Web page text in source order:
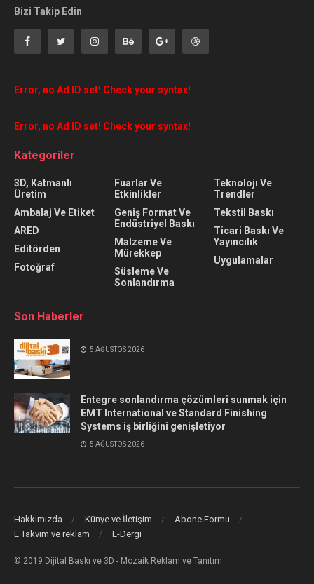
Bizi Takip Edin
Error, no Ad ID set! Check your syntax!
Error, no Ad ID set! Check your syntax!
Kategoriler
3D, Katmanlı
Üretim
Ambalaj Ve Etiket
ARED
Editörden
Fotoğraf
Fuarlar Ve
Etkinlikler
Geniş Format Ve
Endüstriyel Baskı
Malzeme Ve
Mürekkep
Süsleme Ve
Sonlandırma
Teknolojı Ve
Trendler
Tekstil Baskı
Ticari Baskı Ve
Yayıncılık
Uygulamalar
Son Haberler
5 AĞUSTOS 2026
Entegre sonlandırma çözümleri sunmak için
EMT International ve Standard Finishing
Systems iş birliğini genişletiyor
5 AĞUSTOS 2026
Hakkımızda Künye ve İletişim
Abone Formu
E Takvim ve reklam
E-Dergi
© 2019 Dijital Baskı ve 3D - Mozaik Reklam ve Tanıtım